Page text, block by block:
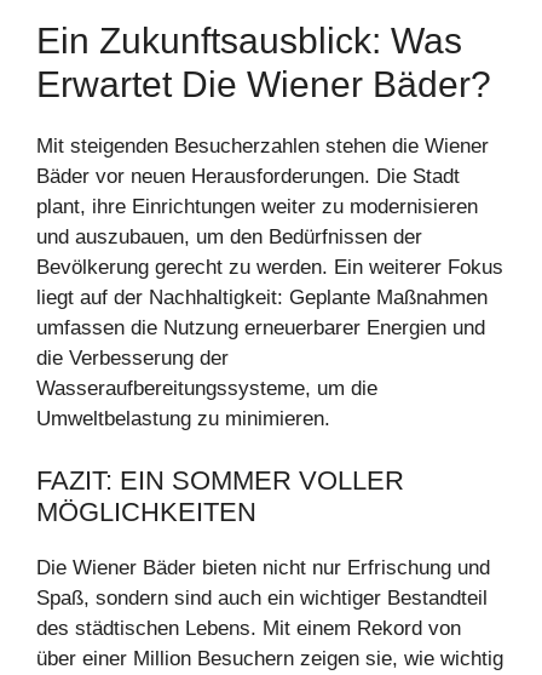
Ein Zukunftsausblick: Was
Erwartet Die Wiener Bäder?
Mit steigenden Besucherzahlen stehen die Wiener
Bäder vor neuen Herausforderungen. Die Stadt
plant, ihre Einrichtungen weiter zu modernisieren
und auszubauen, um den Bedürfnissen der
Bevölkerung gerecht zu werden. Ein weiterer Fokus
liegt auf der Nachhaltigkeit: Geplante Maßnahmen
umfassen die Nutzung erneuerbarer Energien und
die Verbesserung der
Wasseraufbereitungssysteme, um die
Umweltbelastung zu minimieren.
FAZIT: EIN SOMMER VOLLER
MÖGLICHKEITEN
Die Wiener Bäder bieten nicht nur Erfrischung und
Spaß, sondern sind auch ein wichtiger Bestandteil
des städtischen Lebens. Mit einem Rekord von
über einer Million Besuchern zeigen sie, wie wichtig